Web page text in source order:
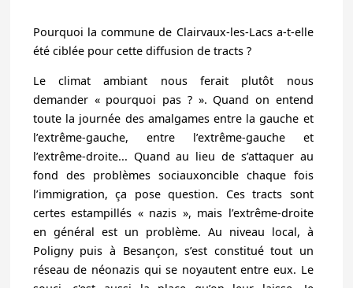
Pourquoi la commune de Clairvaux-les-Lacs a-t-elle
été ciblée pour cette diffusion de tracts ?
Le climat ambiant nous ferait plutôt nous
demander « pourquoi pas ? ». Quand on entend
toute la journée des amalgames entre la gauche et
l’extrême-gauche, entre l’extrême-gauche et
l’extrême-droite... Quand au lieu de s’attaquer au
fond des problèmes sociauxoncible chaque fois
l’immigration, ça pose question. Ces tracts sont
certes estampillés « nazis », mais l’extrême-droite
en général est un problème. Au niveau local, à
Poligny puis à Besançon, s’est constitué tout un
réseau de néonazis qui se noyautent entre eux. Le